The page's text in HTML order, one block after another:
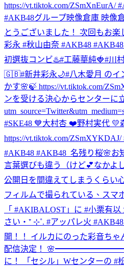
https://vt.tiktok.com/ZSmXnEurA/
#AKB48グループ映像倉庫 映像
とうございました！ 次回もお楽
彩永 #秋山由奈 #AKB48
初選抜コンビ♨️#工藤華純🍓#川
🇬🇧#新井彩永🌙#八木愛月 のイ
かす🌸🍃 https://vt.tiktok.com/
ンを受ける決心からセンターに
#SKE48 💙大村杏 ❤️野村実代 💛
https://vt.tiktok.com/
#AKB48 #AKB48_名残り桜🌸お
言葉選びも違う（けど💕なかよ
公開日を間違えてしまうくらい
フィルムで撮られている、スマ
「 #AKIBALOST」に #小栗有
さい‧⁺ ⊹˚. #アッパレ火 #AKB48
開！！ イルカにのった彩音ち
配信決定！
に！ 「セシル」Wセンターの #